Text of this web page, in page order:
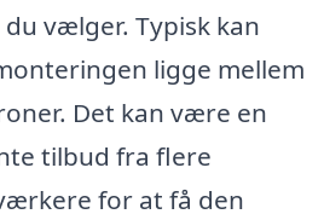
vælger. Typisk kan
ligge mellem
Det kan være en
tilbud fra flere
for at få den